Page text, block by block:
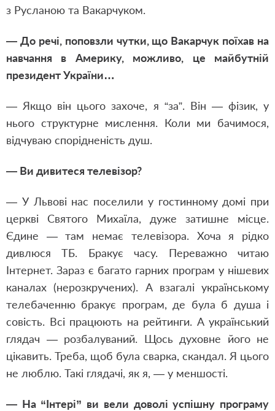
з Русланою та Вакарчуком.
— До речі, поповзли чутки, що Вакарчук поїхав на
навчання в Америку, можливо, це майбутній
президент України…
— Якщо він цього захоче, я “за”. Він — фізик, у
нього структурне мислення. Коли ми бачимося,
відчуваю спорідненість душ.
— Ви дивитеся телевізор?
— У Львові нас поселили у гостинному домі при
церкві Святого Михаїла, дуже затишне місце.
Єдине — там немає телевізора. Хоча я рідко
дивлюся ТБ. Бракує часу. Переважно читаю
Інтернет. Зараз є багато гарних програм у нішевих
каналах (нерозкручених). А взагалі українському
телебаченню бракує програм, де була б душа і
совість. Всі працюють на рейтинги. А український
глядач — розбалуваний. Щось духовне його не
цікавить. Треба, щоб була сварка, скандал. Я цього
не люблю. Такі глядачі, як я, — у меншості.
— На “Інтері” ви вели доволі успішну програму